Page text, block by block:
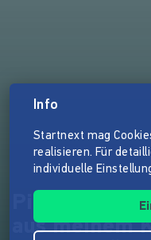
Pingo ergo
aus meinem
Info
Startnext mag
realisieren. Für
individuelle